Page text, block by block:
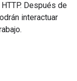
Después de
interactuar